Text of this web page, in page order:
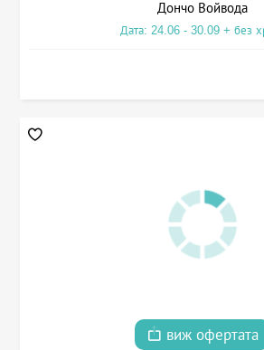
Дончо Войвода
Дата: 24.06 - 30.09 + без
виж офертата